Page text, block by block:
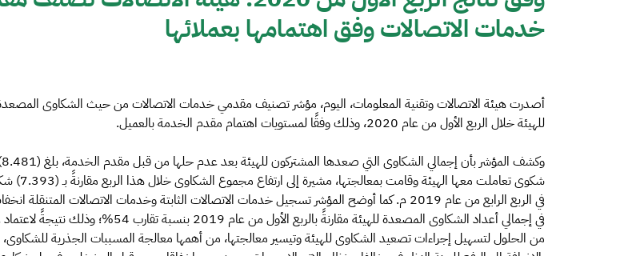
خدمات الاتصالات وفق اهتمامها بعملائها
أصدرت هيئة الاتصالات وتقنية المعلومات، اليوم، مؤشر تصنيف مقدمي خدمات الاتصالات من حيث الشكاوى
للهيئة خلال الربع الأول من عام 2020، وذلك وفقًا لمستويات اهتمام مقدم الخدمة بالعميل.
وكشف المؤشر بأن إجمالي الشكاوى التي
شكوى تعاملت معها الهيئة وقامت بمعالجتها،
في الربع الرابع من عام 2019 م. كما أوضح المؤشر تسجيل خدمات الاتصالات الثابتة وخدمات الاتصالات المتنقلة
في إجمالي أعداد الشكاوى المصعدة للهيئة مقارنةً بالربع الأول من عام 2019 بنسبة تقارب 54%؛
من الحلول لتسهيل إجراءات تصعيد الشكاوى للهيئة وتيسير معالجتها، من أهمها معالجة المسببات الجذرية للشكاوى،